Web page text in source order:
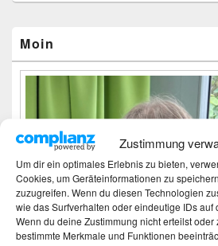
Zustimmung
Um dir ein optimales Erlebnis zu bieten,
Cookies, um Geräteinformationen zu
zuzugreifen. Wenn du diesen Technologien
wie das Surfverhalten oder eindeutige IDs auf
Wenn du deine Zustimmung nicht erteilst oder
bestimmte Merkmale und Funktionen
Seitenleisten-
Widgetbereich
Moin